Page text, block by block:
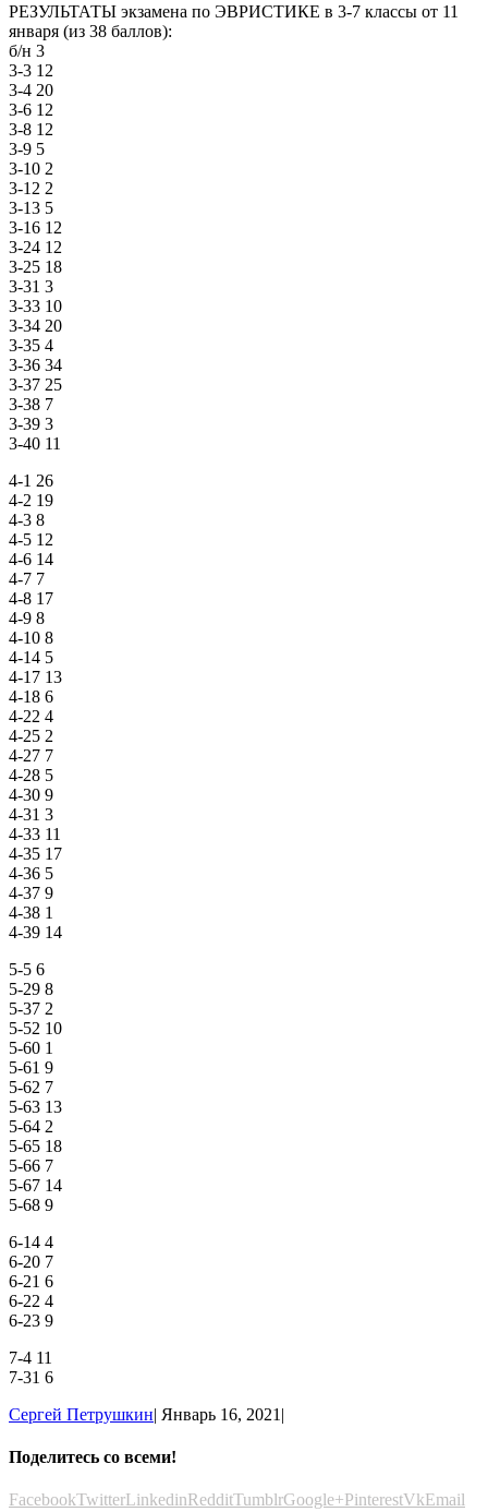
РЕЗУЛЬТАТЫ экзамена по ЭВРИСТИКЕ в 3-7 классы от 11
января (из 38 баллов):
б/н 3
3-3 12
3-4 20
3-6 12
3-8 12
3-9 5
3-10 2
3-12 2
3-13 5
3-16 12
3-24 12
3-25 18
3-31 3
3-33 10
3-34 20
3-35 4
3-36 34
3-37 25
3-38 7
3-39 3
3-40 11
4-1 26
4-2 19
4-3 8
4-5 12
4-6 14
4-7 7
4-8 17
4-9 8
4-10 8
4-14 5
4-17 13
4-18 6
4-22 4
4-25 2
4-27 7
4-28 5
4-30 9
4-31 3
4-33 11
4-35 17
4-36 5
4-37 9
4-38 1
4-39 14
5-5 6
5-29 8
5-37 2
5-52 10
5-60 1
5-61 9
5-62 7
5-63 13
5-64 2
5-65 18
5-66 7
5-67 14
5-68 9
6-14 4
6-20 7
6-21 6
6-22 4
6-23 9
7-4 11
7-31 6
Сергей Петрушкин| Январь 16, 2021 |
Поделитесь со всеми!
FacebookTwitterLinkedinRedditTumblrGoogle+PinterestVkEmail